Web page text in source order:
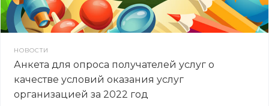
НОВОСТИ
Анкета для опроса получателей услуг о
качестве условий оказания услуг
организацией за 2022 год